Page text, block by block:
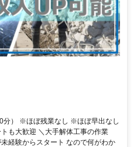
分） ※ほぼ残業なし ※ほぼ早出なし
も大歓迎 ＼大手解体工事の作業
経験からスタート なので何がわか